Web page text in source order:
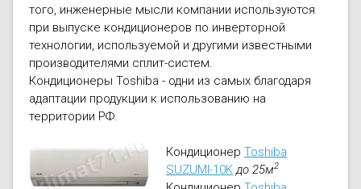
того, инженерные мысли компании используются
при выпуске кондиционеров по инверторной
технологии, используемой и другими известными
производителями сплит-систем.
Кондиционеры Toshiba - одни из самых благодаря
адаптации продукции к использованию на
территории РФ.
Кондиционер Toshiba
SUZUMI-10K до 25м2